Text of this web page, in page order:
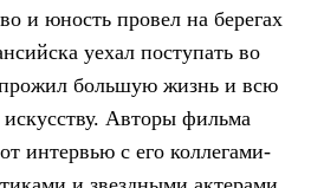
и юность провел на берегах
уехал поступать во
большую жизнь и всю
Авторы фильма
интервью с его коллегами-